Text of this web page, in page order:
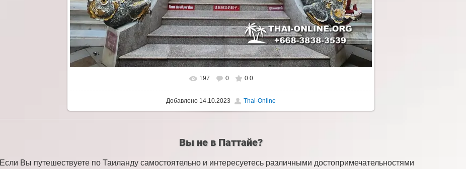
197 0 0.0
Добавлено 14.10.2023 Thai-Online
Вы не в Паттайе?
Если Вы путешествуете по Таиланду самостоятельно и интересуетесь различными достопримечательностями